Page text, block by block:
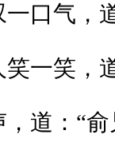
口气，
一笑，
道：“俞